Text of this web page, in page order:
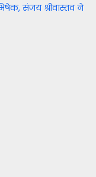
संजय श्रीवास्तव ने